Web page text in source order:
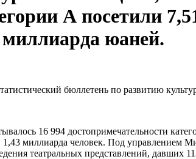
А посетили
миллиарда юаней.
бюллетень по развитию
16 994 достопримечательности
миллиарда человек. Под управлением
театральных представлений, давших